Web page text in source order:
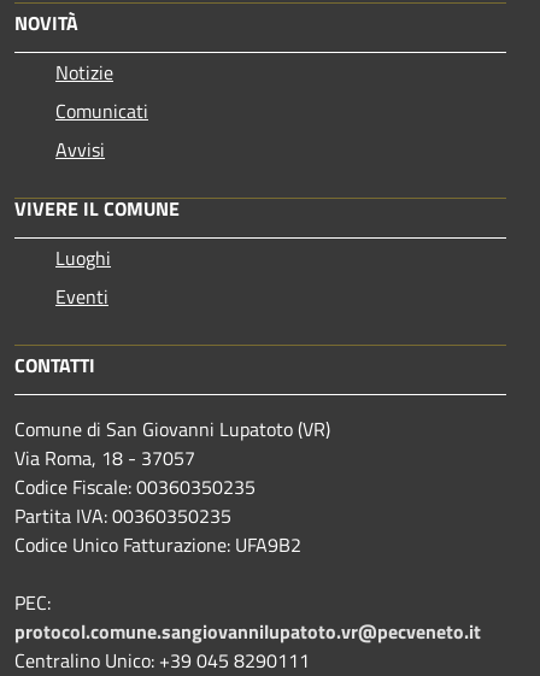
NOVITÀ
Notizie
Comunicati
Avvisi
VIVERE IL COMUNE
Luoghi
Eventi
CONTATTI
Comune di San Giovanni Lupatoto (VR)
Via Roma, 18 - 37057
Codice Fiscale: 00360350235
Partita IVA: 00360350235
Codice Unico Fatturazione: UFA9B2
PEC:
protocol.comune.sangiovannilupatoto.vr@pecveneto.it
Centralino Unico: +39 045 8290111